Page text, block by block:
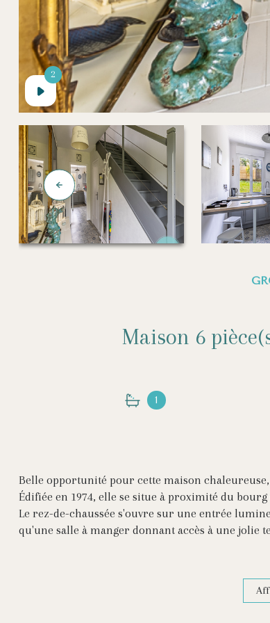
2
2
1
Belle opportunité pour cette maison
Édifiée en 1974, elle se situe à proximité du bourg
Le rez-de-chaussée s'ouvre sur une entrée
qu'une salle à manger donnant accès à une jolie
La maison dispose également d'un garage, d'un